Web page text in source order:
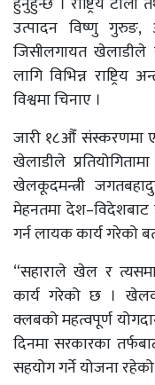
उत्पादन विष्णु गुरुङ,
जिसीलगायत
लागि विभिन्न राष्ट्रिय
विश्वमा चिनाए ।
जारी १८औँ संस्करणमा
खेलाडीले
खेलकूदमन्त्री
मेहनतमा
गर्न लायक कार्य गरेको
“सहाराले खेल र
कार्य गरेको छ ।
क्लबको महत्वपूर्ण
दिनमा सरकारका
सहयोग गर्ने योजना